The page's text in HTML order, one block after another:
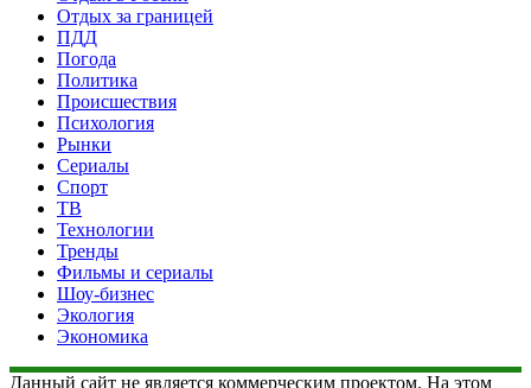
Отдых за границей
ПДД
Погода
Политика
Происшествия
Психология
Рынки
Сериалы
Спорт
ТВ
Технологии
Тренды
Фильмы и сериалы
Шоу-бизнес
Экология
Экономика
Данный сайт не является коммерческим проектом. На этом